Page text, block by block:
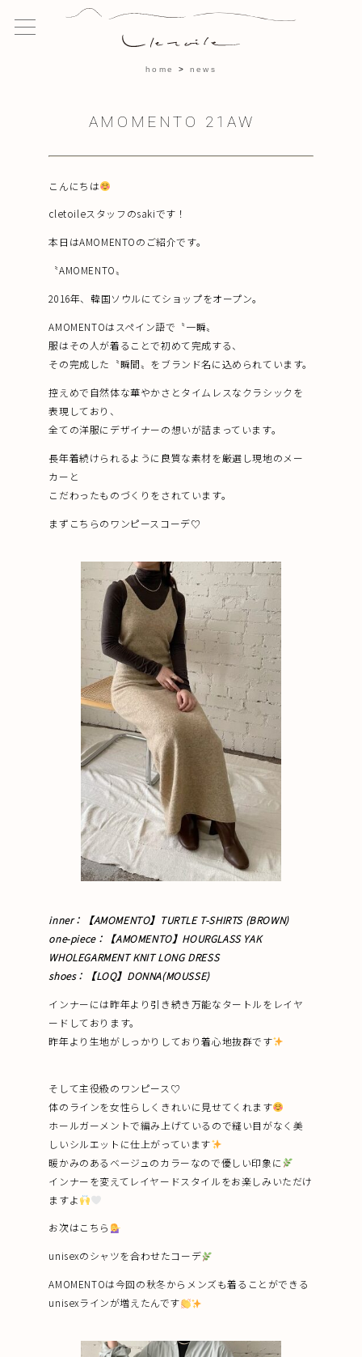
home news
AMOMENTO 21AW
こんにちは
cletoileスタッフのsakiです！
本日はAMOMENTOのご紹介です。
〝AMOMENTO〟
2016年、韓国ソウルにてショップをオープン。
AMOMENTOはスペイン語で〝一瞬〟
服はその人が着ることで初めて完成する、
その完成した〝瞬間〟をブランド名に込められています。
控えめで自然体な華やかさとタイムレスなクラシックを
表現しており、
全ての洋服にデザイナーの想いが詰まっています。
長年着続けられるように良質な素材を厳選し現地のメー
カーと
こだわったものづくりをされています。
まずこちらのワンピースコーデ♡
inner：【AMOMENTO】TURTLE T-SHIRTS (BROWN)
one-piece：【AMOMENTO】HOURGLASS YAK
WHOLEGARMENT KNIT LONG DRESS
shoes：【LOQ】DONNA(MOUSSE)
インナーには昨年より引き続き万能なタートルをレイヤ
ードしております。
昨年より生地がしっかりしており着心地抜群です
そして主役級のワンピース♡
体のラインを女性らしくきれいに見せてくれます
ホールガーメントで編み上げているので縫い目がなく美
しいシルエットに仕上がっています
暖かみのあるベージュのカラーなので優しい印象に
インナーを変えてレイヤードスタイルをお楽しみいただけ
ますよ
お次はこちら
unisexのシャツを合わせたコーデ
AMOMENTOは今回の秋冬からメンズも着ることができる
unisexラインが増えたんです